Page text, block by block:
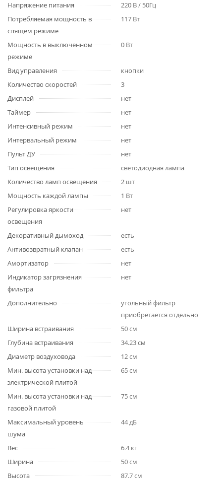
Напряжение питания
220 В / 50Гц
Потребляемая мощность в
спящем режиме
117 Вт
Мощность в выключенном
режиме
0 Вт
Вид управления
кнопки
Количество скоростей
3
Дисплей
нет
Таймер
нет
Интенсивный режим
нет
Интервальный режим
нет
Пульт ДУ
нет
Тип освещения
светодиодная лампа
Количество ламп освещения
2 шт
Мощность каждой лампы
1 Вт
Регулировка яркости
освещения
нет
Декоративный дымоход
есть
Антивозвратный клапан
есть
Амортизатор
нет
Индикатор загрязнения
фильтра
нет
Дополнительно
угольный фильтр
приобретается отдельно
Ширина встраивания
50 см
Глубина встраивания
34.23 см
Диаметр воздуховода
12 см
Мин. высота установки над
электрической плитой
65 см
Мин. высота установки над
газовой плитой
75 см
Максимальный уровень
шума
44 дБ
Вес
6.4 кг
Ширина
50 см
Высота
87.7 см